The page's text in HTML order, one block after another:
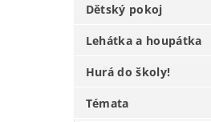
Dětský pokoj
Lehátka a houpátka
Hurá do školy!
Témata